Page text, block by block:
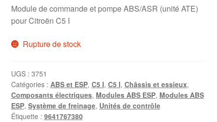
Module de commande et pompe ABS/ASR (unité ATE)
pour Citroën C5 I
Rupture de stock
UGS : 3751
Catégories : ABS et ESP, C5 I, C5 I, Châssis et essieux,
Composants électriques, Modules ABS ESP, Modules ABS
ESP, Système de freinage, Unités de contrôle
Étiquette : 9641767380